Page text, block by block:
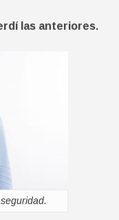
las anteriores.